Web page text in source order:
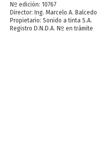
Nº edición: 10767
Director: Ing. Marcelo A. Balcedo
Propietario: Sonido a tinta S.A.
Registro D.N.D.A. Nº en trámite